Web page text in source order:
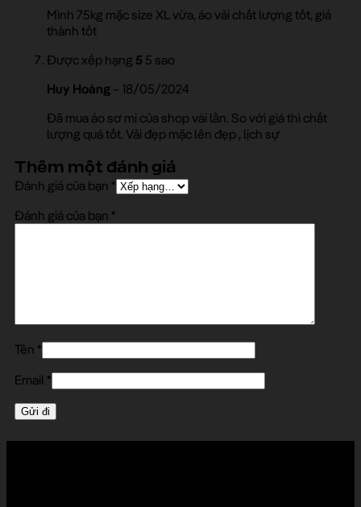
Mình 75kg mặc size XL vừa, áo vải chất lượng tốt, giá
thành tốt
Được xếp hạng 5 5 sao
Huy Hoàng – 18/05/2024
Đã mua áo sơ mi của shop vài lần. So với giá thì chất
lượng quá tốt. Vải đẹp mặc lên đẹp , lịch sự
Thêm một đánh giá
Đánh giá của bạn *
Đánh giá của bạn *
Tên *
Email *